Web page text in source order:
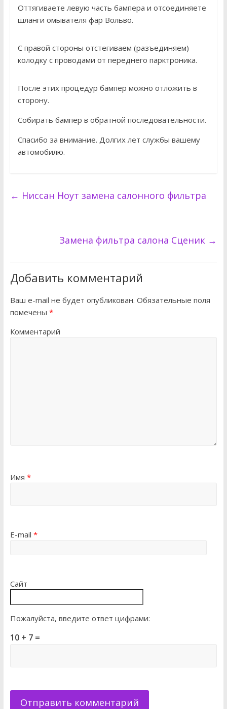
Оттягиваете левую часть бампера и отсоединяете
шланги омывателя фар Вольво.
С правой стороны отстегиваем (разъединяем)
колодку с проводами от переднего парктроника.
После этих процедур бампер можно отложить в
сторону.
Собирать бампер в обратной последовательности.
Спасибо за внимание. Долгих лет службы вашему
автомобилю.
← Ниссан Ноут замена салонного фильтра
Замена фильтра салона Сценик →
Добавить комментарий
Ваш e-mail не будет опубликован. Обязательные поля
помечены *
Комментарий
Имя *
E-mail *
Сайт
Пожалуйста, введите ответ цифрами:
10 + 7 =